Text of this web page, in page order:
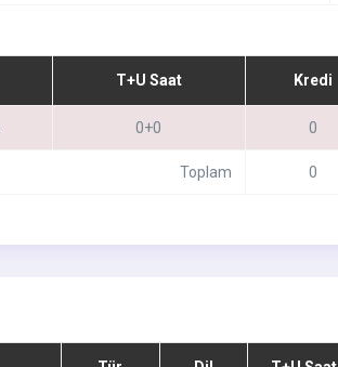
T+U Saat Kredi
0+0 0
Toplam 0